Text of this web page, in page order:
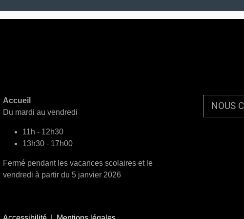
Accueil
Du mardi au vendredi
11h - 12h30
13h30 - 17h00
Fermé pendant les vacances scolaires et le
vendredi à partir du 5 janvier 2026
NOUS